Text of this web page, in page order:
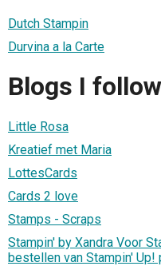
Dutch Stampin
Durvina a la Carte
Blogs I follow
Little Rosa
Kreatief met Maria
LottesCards
Cards 2 love
Stamps - Scraps
Stampin' by Xandra Voor
bestellen van Stampin' Up!